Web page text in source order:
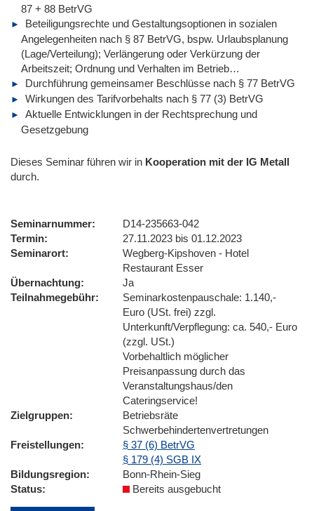
87 + 88 BetrVG
Beteiligungsrechte und Gestaltungsoptionen in sozialen
Angelegenheiten nach § 87 BetrVG, bspw. Urlaubsplanung
(Lage/Verteilung); Verlängerung oder Verkürzung der
Arbeitszeit; Ordnung und Verhalten im Betrieb…
Durchführung gemeinsamer Beschlüsse nach § 77 BetrVG
Wirkungen des Tarifvorbehalts nach § 77 (3) BetrVG
Aktuelle Entwicklungen in der Rechtsprechung und
Gesetzgebung
Dieses Seminar führen wir in Kooperation mit der IG Metall
durch.
Seminarnummer
D14-235663-042
Termin
27.11.2023 bis 01.12.2023
Seminarort
Wegberg-Kipshoven - Hotel
Restaurant Esser
Übernachtung
Ja
Teilnahmegebühr
Seminarkostenpauschale: 1.140,-
Euro (USt. frei) zzgl.
Unterkunft/Verpflegung: ca. 540,- Euro
(zzgl. USt.)
Vorbehaltlich möglicher
Preisanpassung durch das
Veranstaltungshaus/den
Cateringservice!
Zielgruppen
Betriebsräte
Schwerbehindertenvertretungen
Freistellungen
§ 37 (6) BetrVG
§ 179 (4) SGB IX
Bildungsregion
Bonn-Rhein-Sieg
Status
Bereits ausgebucht